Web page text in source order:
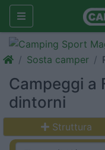
Sosta camper
Campeggi a
dintorni
Struttura